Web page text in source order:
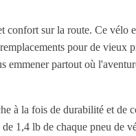
sur la route. Ce vélo
pour de
partout où
la fois de durabilité et de
lb de chaque pneu de